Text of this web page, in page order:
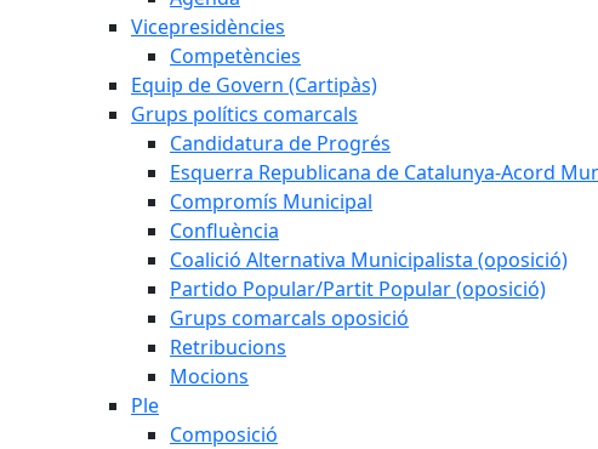
Vicepresidències
Competències
Equip de Govern (Cartipàs)
Grups polítics comarcals
Candidatura de Progrés
Esquerra Republicana de Catalunya-Acord
Compromís Municipal
Confluència
Coalició Alternativa Municipalista (oposició)
Partido Popular/Partit Popular (oposició)
Grups comarcals oposició
Retribucions
Mocions
Ple
Composició